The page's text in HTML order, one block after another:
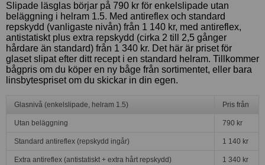
Slipade läsglas börjar på 790 kr för enkelslipade utan
beläggning i helram 1.5. Med antireflex och standard
repskydd (vanligaste nivån) från 1 140 kr, med antireflex,
antistatiskt plus extra repskydd (cirka 2 till 2,5 gånger
hårdare än standard) från 1 340 kr. Det här är priset för
glaset slipat efter ditt recept i en standard helram. Tillkommer
bågpris om du köper en ny båge från sortimentet, eller bara
linsbytespriset om du skickar in din egen.
Glasnivå (enkelslipade, helram 1.5) Pris från
Utan beläggning 790 kr
Standard antireflex (repskydd ingår) 1 140 kr
Extra antireflex (antistatiskt + extra hårt repskydd) 1 340 kr